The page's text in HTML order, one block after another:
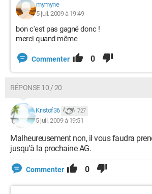
mymyne
5 juil. 2009 à 19:49
bon c'est pas gagné donc !
merci quand même
Commenter 0
RÉPONSE 10 / 20
Kristof36 727
5 juil. 2009 à 19:51
Malheureusement non, il vous faudra
jusqu'à la prochaine AG.
Commenter 0